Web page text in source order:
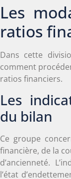
Les
ratios
Dans cette
comment
ratios financiers.
Les
du bilan
Ce groupe
financière, de la
d’ancienneté.
l’état